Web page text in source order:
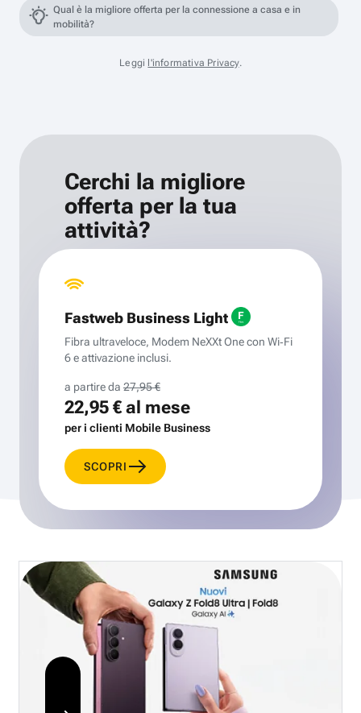
Qual è la migliore offerta per la connessione a casa e in
mobilità?
Leggi l'informativa Privacy.
Cerchi la migliore
offerta per la tua
attività?
Fastweb Business Light
Fibra ultraveloce, Modem NeXXt One con Wi‑Fi
6 e attivazione inclusi.
a partire da 27,95 €
22,95 €al mese
per i clienti Mobile Business
SCOPRI